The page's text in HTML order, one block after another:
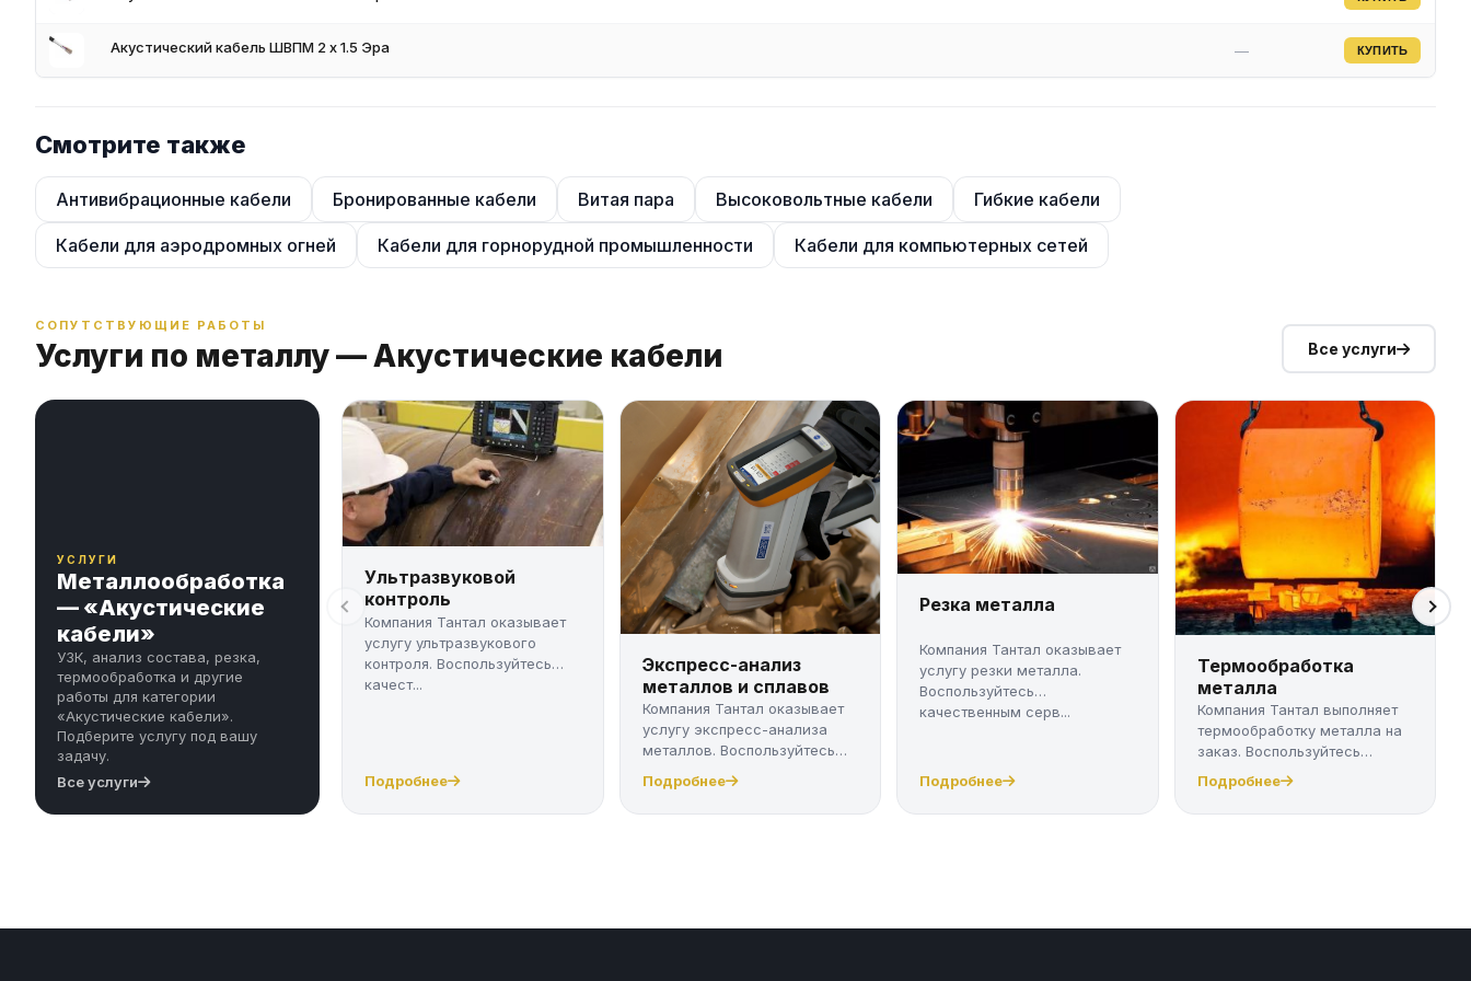
Акустический кабель ШВПМ 2 х 1.5 Эра — КУПИТЬ
Смотрите также
Антивибрационные кабели Бронированные кабели Витая пара Высоковольтные кабели Гибкие кабели
Кабели для аэродромных огней Кабели для горнорудной промышленности Кабели для компьютерных сетей
СОПУТСТВУЮЩИЕ РАБОТЫ
Услуги по металлу — Акустические кабели Все услуги
УСЛУГИ
Металлообработка
— «Акустические
кабели»
УЗК, анализ состава, резка,
термообработка и другие
работы для категории
«Акустические кабели».
Подберите услугу под вашу
задачу.
Все услуги
Ультразвуковой
контроль
Компания Тантал оказывает
услугу ультразвукового
контроля. Воспользуйтесь
качест...
Подробнее
Экспресс-анализ
металлов и сплавов
Компания Тантал оказывает
услугу экспресс-анализа
металлов. Воспользуйтесь
Подробнее
Резка металла
Компания Тантал оказывает
услугу резки металла.
Воспользуйтесь
качественным серв...
Подробнее
Термообработка
металла
Компания Тантал выполняет
термообработку металла на
заказ. Воспользуйтесь
качест...
Подробнее